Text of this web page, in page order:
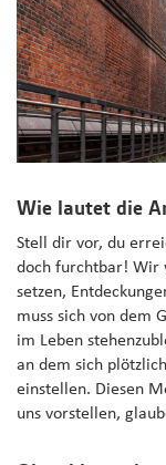
Wie lautet die
Stell dir vor, du
doch furchtbar! Wir
setzen,
muss sich von dem
im Leben
an dem sich
einstellen. Diesen
uns vorstellen,